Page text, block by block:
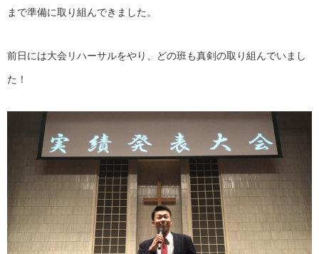
まで準備に取り組んできました。
前日には大会リハーサルをやり、どの班も真剣の取り組んでいまし
た！